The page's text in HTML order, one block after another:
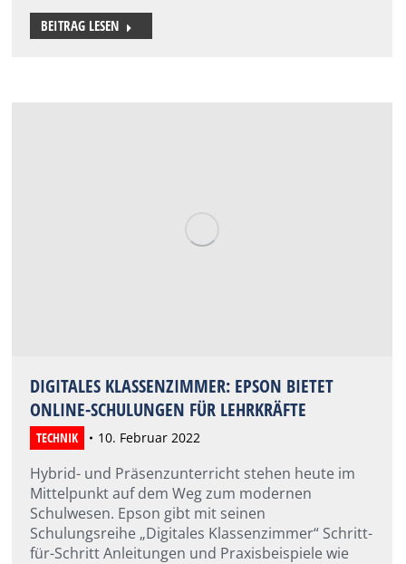
BEITRAG LESEN
DIGITALES KLASSENZIMMER: EPSON BIETET
ONLINE-SCHULUNGEN FÜR LEHRKRÄFTE
TECHNIK 10. Februar 2022
Hybrid- und Präsenzunterricht stehen heute im
Mittelpunkt auf dem Weg zum modernen
Schulwesen. Epson gibt mit seinen
Schulungsreihe „Digitales Klassenzimmer“ Schritt-
für-Schritt Anleitungen und Praxisbeispiele wie